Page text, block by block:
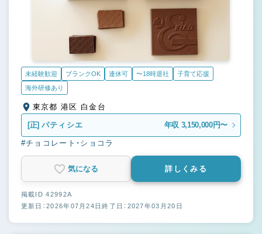
未経験歓迎 ブランクOK 連休可 〜18時退社
子育て応援
海外研修あり
東京都 港区 白金台
[正] パティシエ 年収 3,150,000円〜
#チョコレート・ショコラ
気になる 詳しくみる
掲載ID 42992A
更新日：2026年07月24日終了日：2027年03月20日